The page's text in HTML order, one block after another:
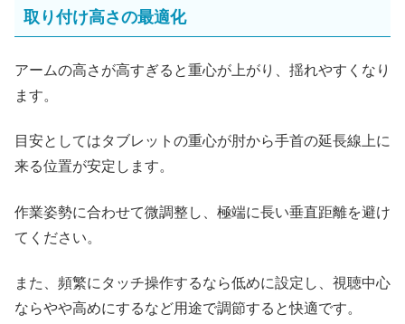
取り付け高さの最適化
アームの高さが高すぎると重心が上がり、揺れやすくなり
ます。
目安としてはタブレットの重心が肘から手首の延長線上に
来る位置が安定します。
作業姿勢に合わせて微調整し、極端に長い垂直距離を避け
てください。
また、頻繁にタッチ操作するなら低めに設定し、視聴中心
ならやや高めにするなど用途で調節すると快適です。